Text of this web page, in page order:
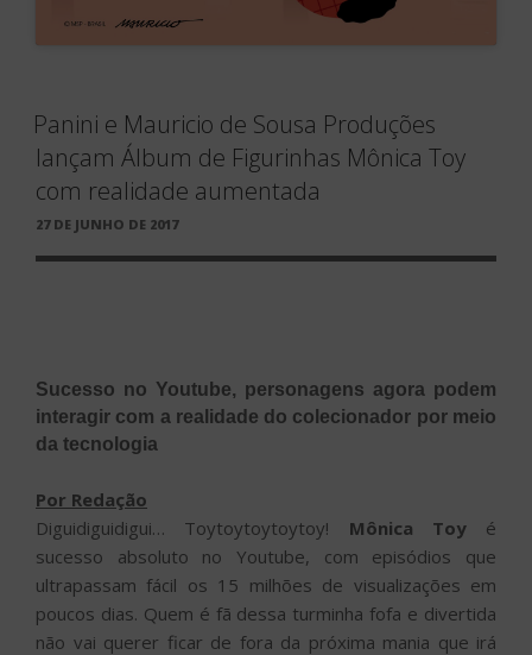
Panini e Mauricio de Sousa Produções
lançam Álbum de Figurinhas Mônica Toy
com realidade aumentada
PUBLICADO
27 DE JUNHO DE 2017
Sucesso no Youtube, personagens agora podem
interagir com a realidade do colecionador por meio
da tecnologia
Por Redação
Diguidiguidigui… Toytoytoytoytoy! Mônica Toyé
sucesso absoluto no Youtube, com episódios que
ultrapassam fácil os 15 milhões de visualizações em
poucos dias. Quem é fã dessa turminha fofa e divertida
não vai querer ficar de fora da próxima mania que irá